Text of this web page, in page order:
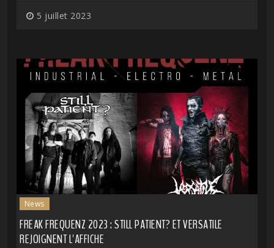
5 juillet 2023
News
FREAK FREQUENZ 2023 : STILL PATIENT? ET VERSATILE
REJOIGNENT L'AFFICHE